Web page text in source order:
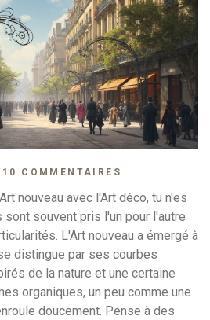
10 COMMENTAIRES
nouveau avec l'Art déco, tu n'es
souvent pris l'un pour l'autre
L'Art nouveau a émergé à
distingue par ses courbes
de la nature et une certaine
organiques, un peu comme une
doucement. Pense à des